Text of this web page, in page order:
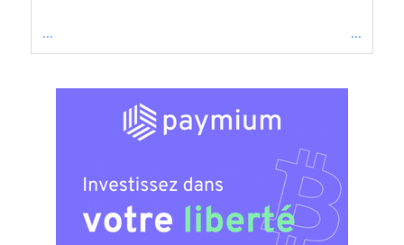
... ...